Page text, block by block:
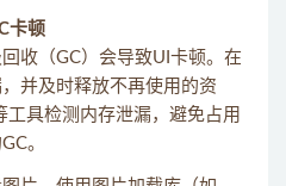
卡顿
收（GC）会导致UI卡顿。在
并及时释放不再使用的资
工具检测内存泄漏，避免占用
。